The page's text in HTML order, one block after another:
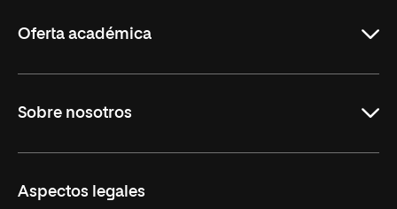
Oferta académica
Derecho
Empresa
Sobre nosotros
Nuestro Equipo
Aspectos legales